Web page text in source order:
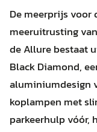
De meerprijs voor
meeruitrusting
de Allure bestaat
Black Diamond,
aluminiumdesign
koplampen met
parkeerhulp vóór,